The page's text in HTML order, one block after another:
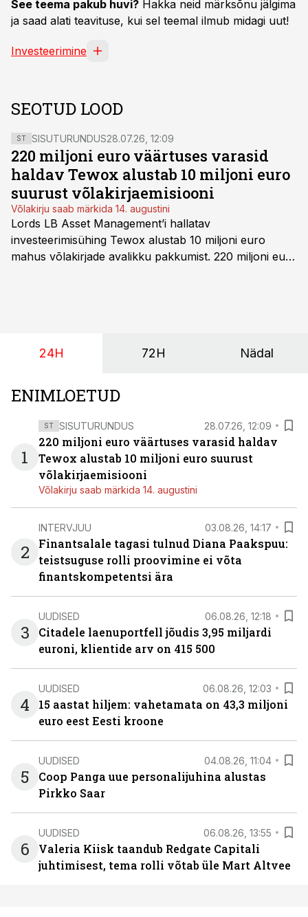
See teema pakub huvi? Hakka neid märksõnu jälgima
ja saad alati teavituse, kui sel teemal ilmub midagi uut!
Investeerimine
SEOTUD LOOD
ST SISUTURUNDUS28.07.26, 12:09
220 miljoni euro väärtuses varasid
haldav Tewox alustab 10 miljoni euro
suurust võlakirjaemisiooni
Võlakirju saab märkida 14. augustini
Lords LB Asset Management’i hallatav
investeerimisühing Tewox alustab 10 miljoni euro
mahus võlakirjade avalikku pakkumist. 220 miljoni euro
24H 72H Nädal
ENIMLOETUD
1
ST SISUTURUNDUS 28.07.26, 12:09
220 miljoni euro väärtuses varasid haldav
Tewox alustab 10 miljoni euro suurust
võlakirjaemisiooni
Võlakirju saab märkida 14. augustini
2
INTERVJUU 03.08.26, 14:17
Finantsalale tagasi tulnud Diana Paakspuu:
teistsuguse rolli proovimine ei võta
finantskompetentsi ära
3
UUDISED 06.08.26, 12:18
Citadele laenuportfell jõudis 3,95 miljardi
euroni, klientide arv on 415 500
4
UUDISED 06.08.26, 12:03
15 aastat hiljem: vahetamata on 43,3 miljoni
euro eest Eesti kroone
5
UUDISED 04.08.26, 11:04
Coop Panga uue personalijuhina alustas
Pirkko Saar
6
UUDISED 06.08.26, 13:55
Valeria Kiisk taandub Redgate Capitali
juhtimisest, tema rolli võtab üle Mart Altvee